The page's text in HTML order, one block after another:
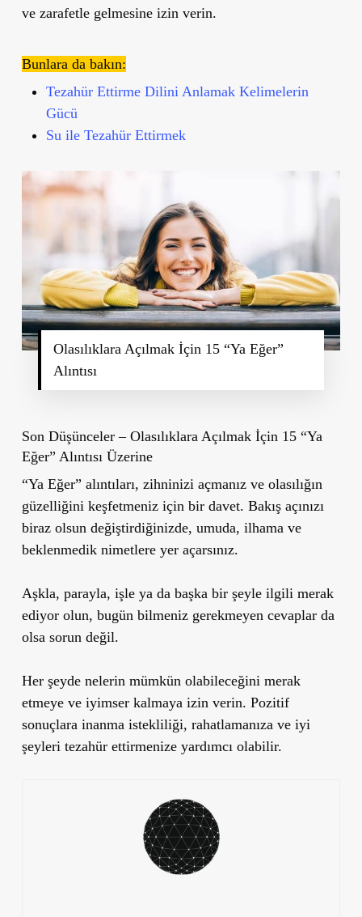
ve zarafetle gelmesine izin verin.
Bunlara da bakın:
Tezahür Ettirme Dilini Anlamak Kelimelerin
Gücü
Su ile Tezahür Ettirmek
Olasılıklara Açılmak İçin 15 “Ya Eğer”
Alıntısı
Son Düşünceler – Olasılıklara Açılmak İçin 15 “Ya
Eğer” Alıntısı Üzerine
“Ya Eğer” alıntıları, zihninizi açmanız ve olasılığın
güzelliğini keşfetmeniz için bir davet. Bakış açınızı
biraz olsun değiştirdiğinizde, umuda, ilhama ve
beklenmedik nimetlere yer açarsınız.
Aşkla, parayla, işle ya da başka bir şeyle ilgili merak
ediyor olun, bugün bilmeniz gerekmeyen cevaplar da
olsa sorun değil.
Her şeyde nelerin mümkün olabileceğini merak
etmeye ve iyimser kalmaya izin verin. Pozitif
sonuçlara inanma istekliliği, rahatlamanıza ve iyi
şeyleri tezahür ettirmenize yardımcı olabilir.